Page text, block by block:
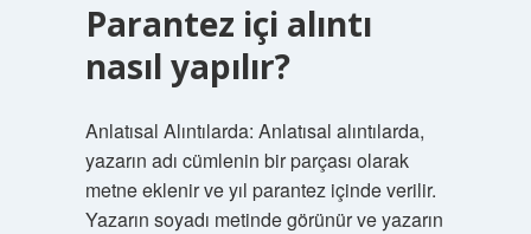
Parantez içi alıntı
nasıl yapılır?
Anlatısal Alıntılarda: Anlatısal alıntılarda,
yazarın adı cümlenin bir parçası olarak
metne eklenir ve yıl parantez içinde verilir.
Yazarın soyadı metinde görünür ve yazarın